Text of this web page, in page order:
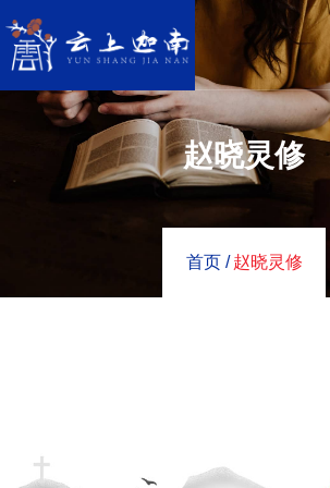
赵晓灵修
首页 / 赵晓灵修